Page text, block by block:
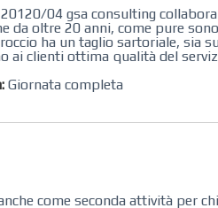
04 gsa consulting
da oltre 20 anni, come pure
ha un taglio sartoriale, sia
ai clienti ottima qualità del
Giornata completa
come seconda attività per